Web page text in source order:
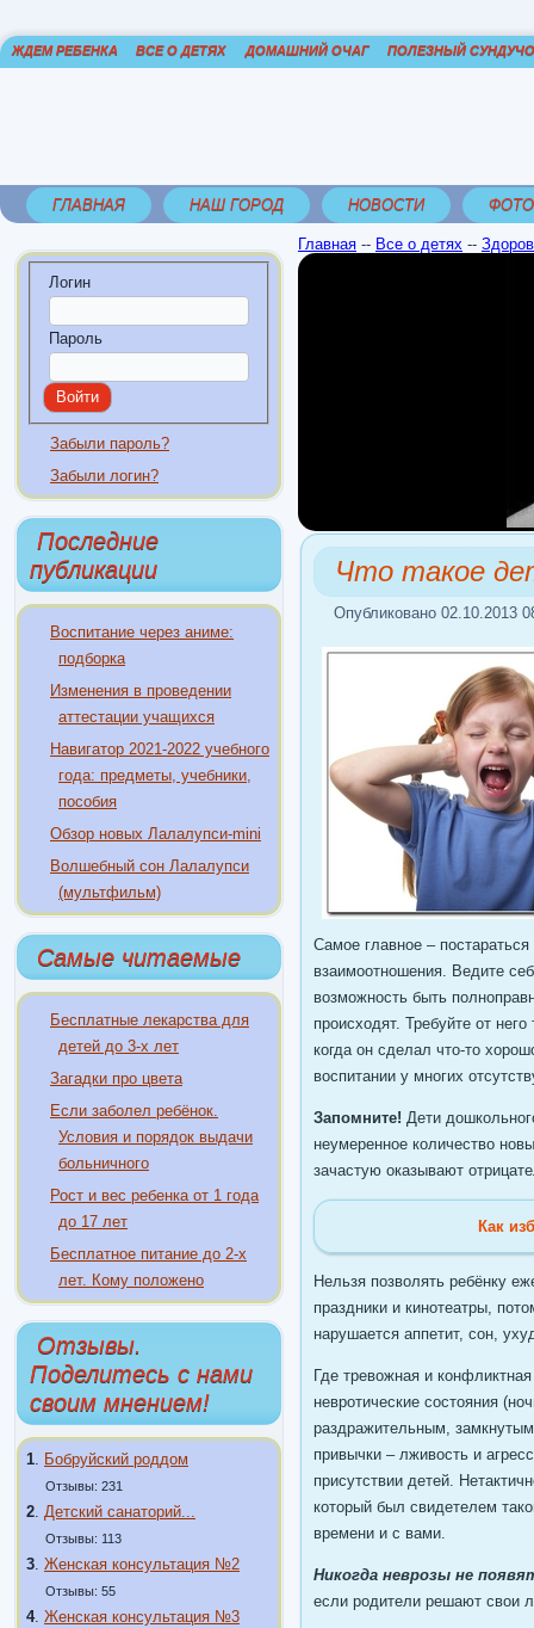
ЖДЕМ РЕБЕНКА ВСЕ О ДЕТЯХ ДОМАШНИЙ ОЧАГ ПОЛЕЗНЫЙ
ГЛАВНАЯ НАШ ГОРОД НОВОСТИ
Логин
Пароль
Забыли пароль?
Забыли логин?
Последние
публикации
Воспитание через аниме:
подборка
Изменения в проведении
аттестации учащихся
Навигатор 2021-2022 учебного
года: предметы, учебники,
пособия
Обзор новых Лалалупси-mini
Волшебный сон Лалалупси
(мультфильм)
Самые читаемые
Бесплатные лекарства для
детей до 3-х лет
Загадки про цвета
Если заболел ребёнок.
Условия и порядок выдачи
больничного
Рост и вес ребенка от 1 года
до 17 лет
Бесплатное питание до 2-х
лет. Кому положено
Отзывы.
Поделитесь с нами
своим мнением!
1 Бобруйский роддом
Отзывы: 231
2 Детский санаторий...
Отзывы: 113
3 Женская консультация №2
Отзывы: 55
4. Женская консультация №3
Главная -- Все о детях --
Что такое
Опубликовано 02.10.2013
Самое главное –
взаимоотношения. Ведите
возможность быть
происходят. Требуйте от
когда он сделал что-то
воспитании у многих
Запомните! Дети
неумеренное количество
зачастую оказывают
Как
Нельзя позволять ребёнку
праздники и кинотеатры,
нарушается аппетит, сон,
Где тревожная и
невротические состояния
раздражительным,
привычки – лживость и
присутствии детей.
который был свидетелем
времени и с вами.
Никогда неврозы не
если родители решают свои